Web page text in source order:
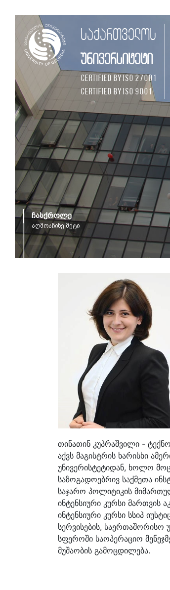
საქართველოს
უნივერსიტეტი
Certified by ISO 27001
Certified by ISO 9001
ჩასქროლე
აღმოაჩინე მეტი
თინათინ კუპრაშვილი -
აქვს მაგისტრის ხარისხი
უნივერისტეტიდან, ხოლო
საზოგადოებრივ საქმეთა
საჯარო პოლიტიკის
ინტენსიური კურსი მართვის
ინტენსიური კურსი სსიპ
სერვისების,
სფეროში საოპერაციო
მუშაობის გამოცდილება.